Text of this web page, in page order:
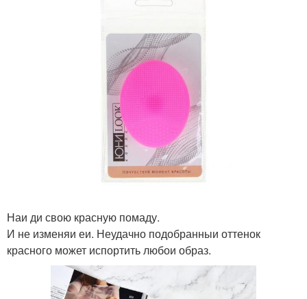
Наи ди свою красную помаду.
И не изменяи еи. Неудачно подобранныи оттенок
красного может испортить любои образ.